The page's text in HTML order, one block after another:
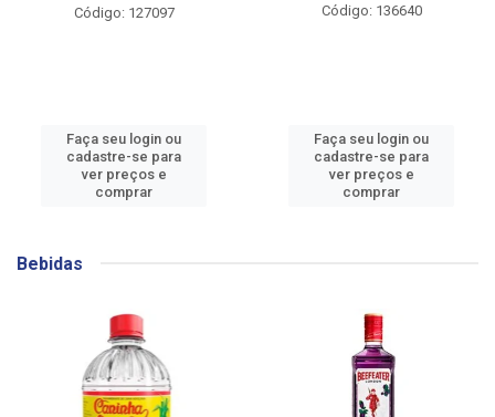
Código: 127097
Faça seu login ou
cadastre-se para
ver preços e
comprar
Código: 136640
Faça seu login ou
cadastre-se para
ver preços e
comprar
Bebidas